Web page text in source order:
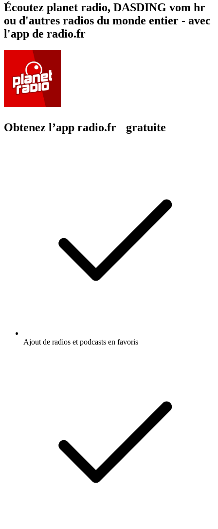
Écoutez planet radio, DASDING vom hr
ou d'autres radios du monde entier - avec
l'app de radio.fr
Obtenez l’app radio.fr gratuite
Ajout de radios et podcasts en favoris